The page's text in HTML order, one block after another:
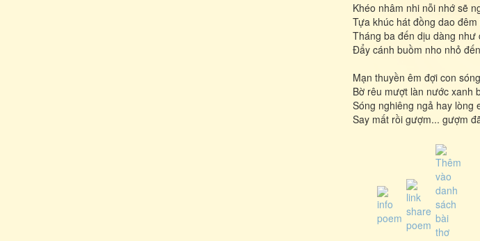
Khéo nhâm nhi nỗi nhớ sẽ
Tựa khúc hát đồng dao đêm
Tháng ba đến dịu dàng như
Đẩy cánh buồm nho nhỏ
Mạn thuyền êm đợi con
Bờ rêu mượt làn nước xanh
Sóng nghiêng ngả hay lòng
Say mất rồi gượm... gượm